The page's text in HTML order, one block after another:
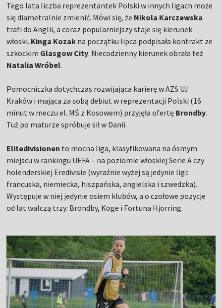
Tego lata liczba reprezentantek Polski w innych ligach może
się diametralnie zmienić. Mówi się, że Nikola Karczewska
trafi do Anglii, a coraz popularniejszy staje się kierunek
włoski. Kinga Kozak na początku lipca podpisała kontrakt ze
szkockim Glasgow City. Niecodzienny kierunek obrała też
Natalia Wróbel.
Pomocniczka dotychczas rozwijająca karierę w AZS UJ
Kraków i mająca za sobą debiut w reprezentacji Polski (16
minut w meczu el. MŚ z Kosowem) przyjęła ofertę Brondby.
Tuż po maturze spróbuje sił w Danii.
Elitedivisionen to mocna liga, klasyfikowana na ósmym
miejscu w rankingu UEFA – na poziomie włoskiej Serie A czy
holenderskiej Eredivisie (wyraźnie wyżej są jedynie ligi:
francuska, niemiecka, hiszpańska, angielska i szwedzka).
Występuje w niej jedynie osiem klubów, a o czołowe pozycje
od lat walczą trzy: Brondby, Koge i Fortuna Hjorring.